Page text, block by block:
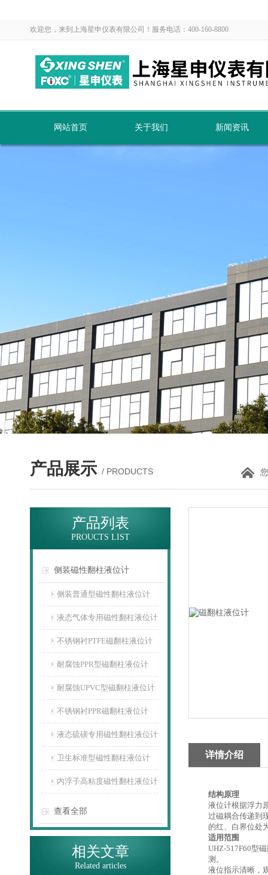
欢迎您，来到上海星申仪表有限公司！服务电话：400-160-8800
网站首页 关于我们 新闻资讯
产品展示 / PRODUCTS
产品列表
PROUCTS LIST
侧装磁性翻柱液位计
侧装普通型磁性翻柱液位计
液态气体专用磁性翻柱液位计
不锈钢衬PTFE磁翻柱液位计
耐腐蚀PPR型磁翻柱液位计
耐腐蚀UPVC型磁翻柱液位计
不锈钢衬PPR磁翻柱液位计
液态硫磺专用磁性翻柱液位计
卫生标准型磁性翻柱液位计
内浮子高粘度磁性翻柱液位计
查看全部
相关文章
Related articles
详情介绍
结构原理
液位计根据浮力
过磁耦合传递到
的红、白界位处
适用范围
UHZ-517F60型
测。
液位指示清晰，